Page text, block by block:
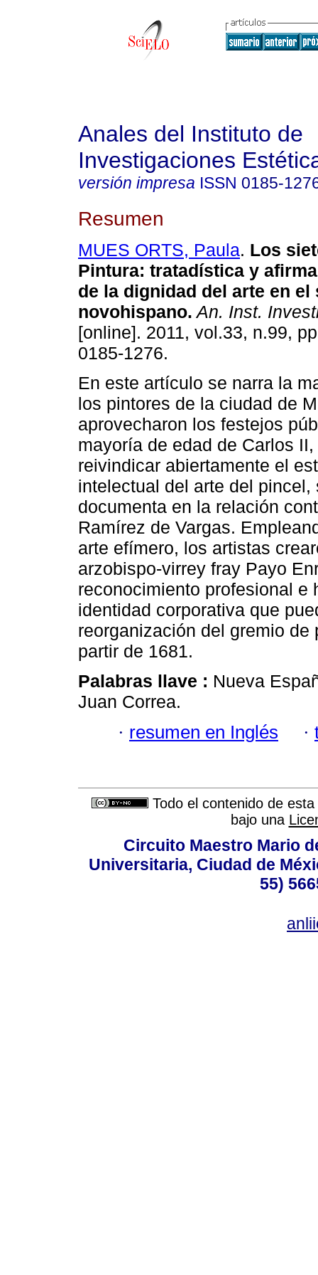
Anales del Instituto de
Investigaciones
versión impresa ISSN 0185-
Resumen
MUES ORTS, Paula. Los
Pintura: tratadística y
de la dignidad del arte en el
novohispano. An. Inst.
[online]. 2011, vol.33, n.99,
0185-1276.
En este artículo se narra la
los pintores de la ciudad de
aprovecharon los festejos
mayoría de edad de Carlos
reivindicar abiertamente el
intelectual del arte del pincel,
documenta en la relación
Ramírez de Vargas.
arte efímero, los artistas
arzobispo-virrey fray Payo
reconocimiento profesional e
identidad corporativa que
reorganización del gremio
partir de 1681.
Palabras llave : Nueva
Juan Correa.
· resumen en Inglés ·
Todo el contenido de
bajo una
Circuito Maestro Mario
Universitaria, Ciudad de
55)